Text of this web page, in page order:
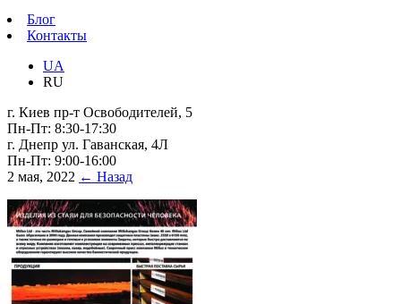
Блог
Контакты
UA
RU
г. Киев пр-т Освободителей, 5
Пн-Пт: 8:30-17:30
г. Днепр ул. Гаванская, 4Л
Пн-Пт: 9:00-16:00
2 мая, 2022 ← Назад